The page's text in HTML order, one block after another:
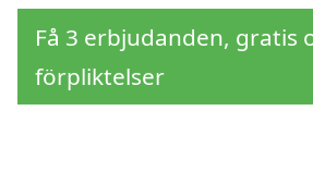
Få 3 erbjudanden, gratis
förpliktelser